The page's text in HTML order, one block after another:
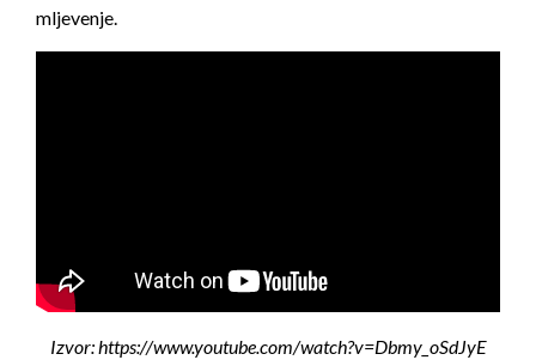
mljevenje.
Izvor: https://www.youtube.com/watch?v=Dbmy_oSdJyE